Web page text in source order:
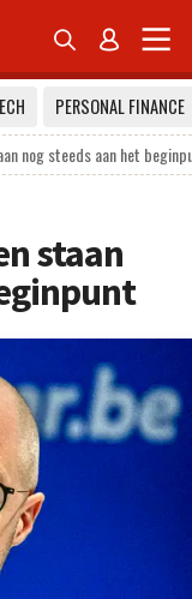
 
PERSONAL FINANCE
nog steeds aan het
staan